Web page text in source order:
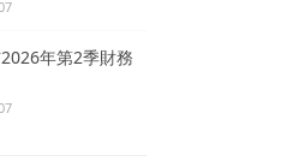
年第2季財務